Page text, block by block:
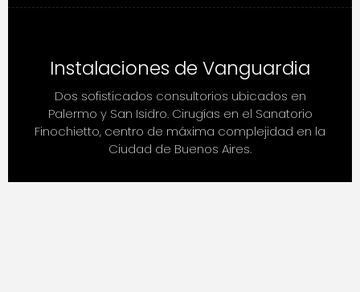
Instalaciones de Vanguardia
Dos sofisticados consultorios ubicados en
Palermo y San Isidro. Cirugías en el Sanatorio
Finochietto, centro de máxima complejidad en la
Ciudad de Buenos Aires.